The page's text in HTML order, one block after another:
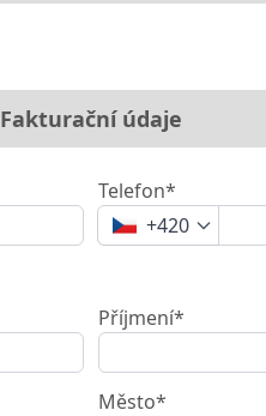
Fakturační údaje
Telefon*
+420
Příjmení*
Město*